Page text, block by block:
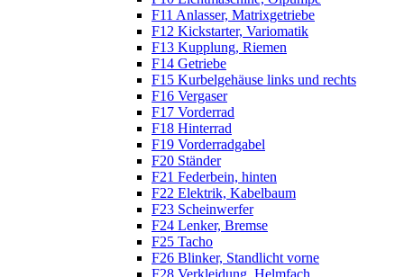
F11 Anlasser, Matrixgetriebe
F12 Kickstarter, Variomatik
F13 Kupplung, Riemen
F14 Getriebe
F15 Kurbelgehäuse links und rechts
F16 Vergaser
F17 Vorderrad
F18 Hinterrad
F19 Vorderradgabel
F20 Ständer
F21 Federbein, hinten
F22 Elektrik, Kabelbaum
F23 Scheinwerfer
F24 Lenker, Bremse
F25 Tacho
F26 Blinker, Standlicht vorne
F28 Verkleidung, Helmfach